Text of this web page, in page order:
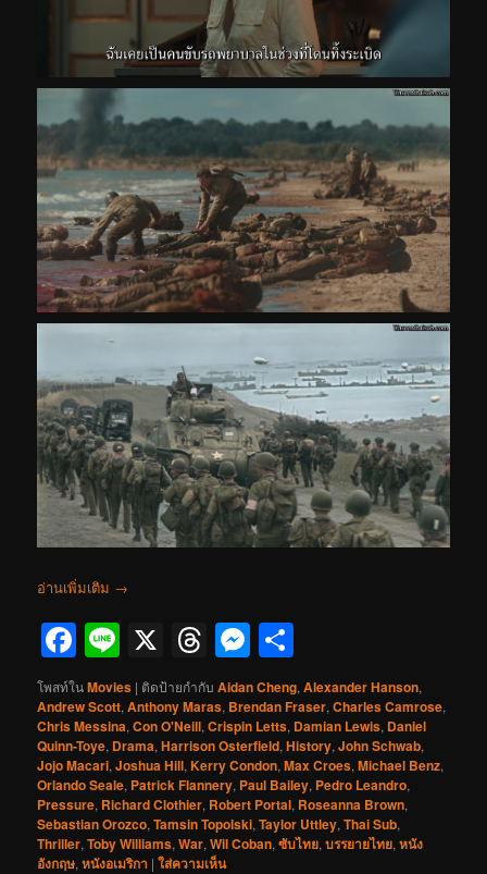
อ่านเพิ่มเติม →
Facebook
Line
X Threads
Messenger
โพสท์ในMovies | ติดป้ายกำกับ Aidan Cheng,Alexander Hanson,
Andrew Scott,Anthony Maras, Brendan Fraser,Charles Camrose,
Chris Messina,Con O'Neill,Crispin Letts, Damian Lewis, Daniel
Quinn-Toye, Drama,Harrison Osterfield,History,John Schwab,
Jojo Macari,Joshua Hill,Kerry Condon,Max Croes,Michael Benz,
Orlando Seale, Patrick Flannery, Paul Bailey, Pedro Leandro,
Pressure, Richard Clothier, Robert Portal, Roseanna Brown,
Sebastian Orozco,Tamsin Topolski,Taylor Uttley,Thai Sub,
Thriller,Toby Williams,War,Wil Coban,ซับไทย,บรรยายไทย,หนัง
อังกฤษ,หนังอเมริกา |ใส่ความเห็น